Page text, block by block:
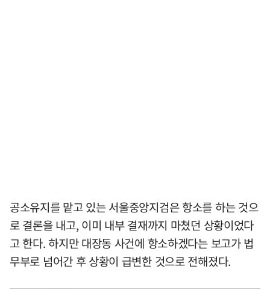
공소유지를 맡고 있는 서울중앙지검은 항소를 하는 것으
로 결론을 내고, 이미 내부 결재까지 마쳤던 상황이었다
고 한다. 하지만 대장동 사건에 항소하겠다는 보고가 법
무부로 넘어간 후 상황이 급변한 것으로 전해졌다.